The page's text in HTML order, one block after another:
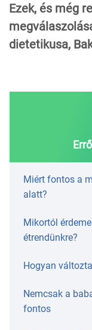
Ezek, és még
dietetikusa,
Miért fontos a
alatt?
Mikortól
étrendünkre?
Hogyan
Nemcsak a
fontos